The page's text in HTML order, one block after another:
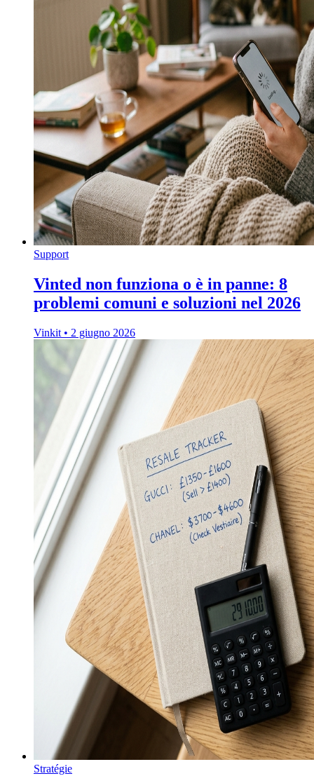
Support
Vinted non funziona o è in panne: 8
problemi comuni e soluzioni nel 2026
Vinkit • 2 giugno 2026
Stratégie